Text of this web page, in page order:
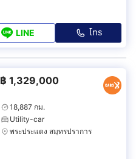
LINE โทร
฿ 1,329,000
18,887 กม.
Utility-car
พระประแดง สมุทรปราการ